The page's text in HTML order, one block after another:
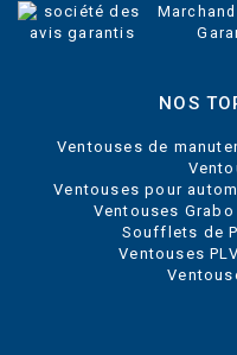
NOS
Ventouses de
Ventouses pour
Ventouses
Soufflets de
Ventouses